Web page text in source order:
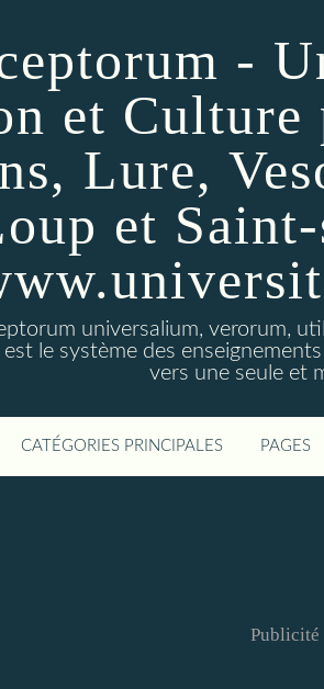
-
et
Lure,
et
universalium, verorum,
le système des
vers une seule et
CATÉGORIES PRINCIPALES PAGES
Publicité